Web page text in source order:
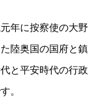
年に按察使の大野
陸奥国の国府と鎮
と平安時代の行政
。